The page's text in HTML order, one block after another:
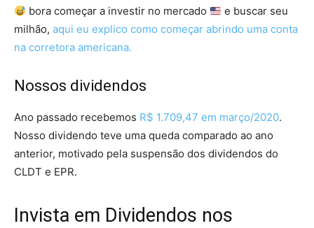
bora começar a investir no mercado
e buscar seu
milhão, aqui eu explico como começar abrindo uma conta
na corretora americana.
Nossos dividendos
Ano passado recebemos R$ 1.709,47 em março/2020.
Nosso dividendo teve uma queda comparado ao ano
anterior, motivado pela suspensão dos dividendos do
CLDT e EPR.
Invista em Dividendos nos